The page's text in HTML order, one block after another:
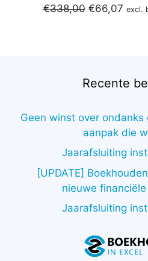
€338,00 €66,07 excl.
Recente
Geen winst over ondanks
aanpak die
Jaarafsluiting
[UPDATE]
nieuwe
Jaarafsluiting